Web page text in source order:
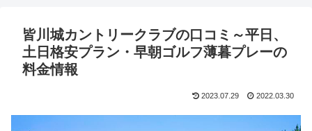
皆川城カントリークラブの口コミ～平日、
土日格安プラン・早朝ゴルフ薄暮プレーの
料金情報
2023.07.29 2022.03.30